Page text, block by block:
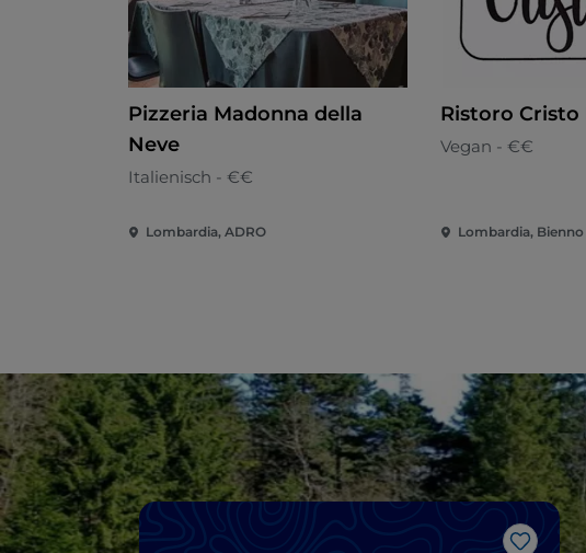
Pizzeria Madonna della
Neve
Italienisch - €€
Lombardia, ADRO
Ristoro Cristo
Vegan - €€
Lombardia, Bienno